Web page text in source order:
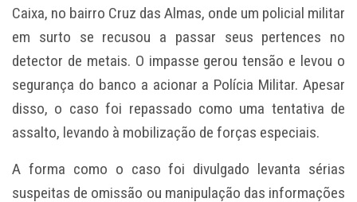
Caixa, no bairro Cruz das Almas, onde um policial militar
em surto se recusou a passar seus pertences no
detector de metais. O impasse gerou tensão e levou o
segurança do banco a acionar a Polícia Militar. Apesar
disso, o caso foi repassado como uma tentativa de
assalto, levando à mobilização de forças especiais.
A forma como o caso foi divulgado levanta sérias
suspeitas de omissão ou manipulação das informações